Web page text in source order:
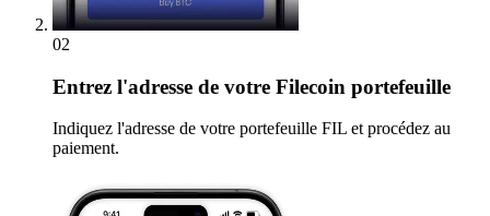
02
Entrez l'adresse de votre Filecoin portefeuille
Indiquez l'adresse de votre portefeuille FIL et procédez au
paiement.